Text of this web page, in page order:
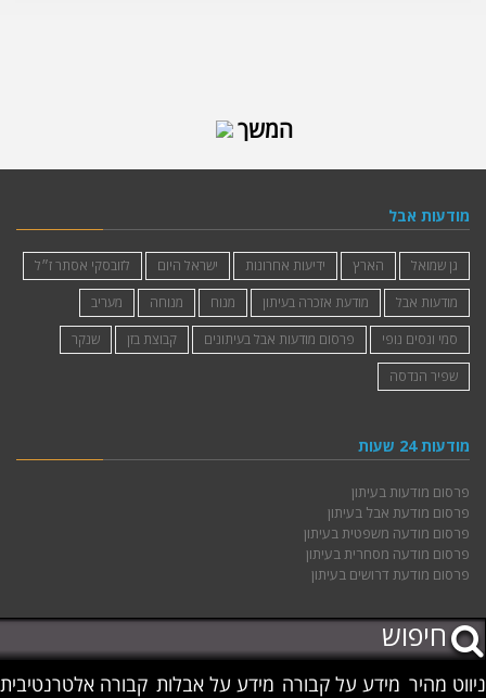
מודעות אבל
גן שמואל הארץ ידיעות אחרונות
ישראל היום
לזובסקי אסתר ז״ל
מודעות אבל מודעת אזכרה בעיתון
מנוח
מנוחה
מעריב סמי ונסים נופי
פרסום מודעות אבל בעיתונים
קבוצת בזן
מודעות 24 שעות
פרסום מודעות בעיתון
פרסום מודעת אבל בעיתון
פרסום מודעה משפטית בעיתון
פרסום מודעה מסחרית בעיתון
פרסום מודעת דרושים בעיתון
ניווט מהיר מידע על קבורהמידע על אבלותקבורה אלטרנטיבית